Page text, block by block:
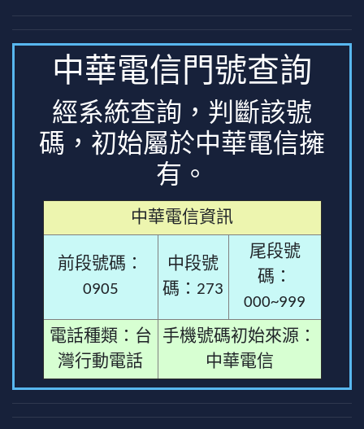
中華電信門號查詢
經系統查詢，判斷該號
碼，初始屬於中華電信擁
有。
中華電信資訊
前段號碼：
0905
中段號
碼：273
尾段號
碼：
000~999
電話種類：台
灣行動電話
手機號碼初始來源：
中華電信